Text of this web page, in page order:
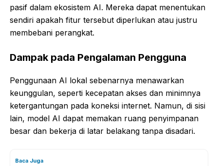
pasif dalam ekosistem AI. Mereka dapat menentukan
sendiri apakah fitur tersebut diperlukan atau justru
membebani perangkat.
Dampak pada Pengalaman Pengguna
Penggunaan AI lokal sebenarnya menawarkan
keunggulan, seperti kecepatan akses dan minimnya
ketergantungan pada koneksi internet. Namun, di sisi
lain, model AI dapat memakan ruang penyimpanan
besar dan bekerja di latar belakang tanpa disadari.
Baca Juga